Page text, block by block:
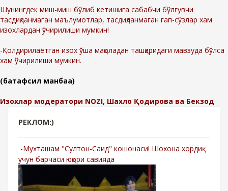
Шунингдек миш-миш бўлиб кетишига сабабчи бўлгувчи
тасдиқланмаган маълумотлар, тасдиқланмаган гап-сўзлар хам
изохлардан ўчирилиши мумкин!
-Қолдирилаётган изох ўша мақоладан ташқаридаги мавзуда бўлса
хам ўчирилиши мумкин.
(батафсил манбаа)
Изохлар модератори NOZI, Шахло Қодирова ва Бекзод
РЕКЛОМ:)
-Мухташам "Султон-Саид" кошонаси! Шохона хордиқ
учун барчаси юқори савияда